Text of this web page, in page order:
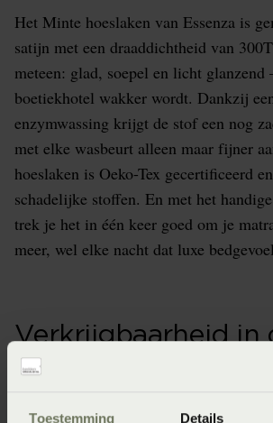
Toestemming Details
Het Minte hoeslaken van Essenza is
satijn met een draaddichtheid van
meteen: glad, soepel en licht glanzend
boetiekhotel wakker wordt. Dankzij
enzymwassing krijgt de stof een nog
met elke wasbeurt alleen maar fijner
hoeslaken is Oeko-Tex gecertificeerd
schadelijke stoffen. En met het
trek je het in één keer goed om je
meer, wel elke nacht dat luxe
Verkrijgbaarheid in
winkels
Onze webshopproducten zijn niet altijd